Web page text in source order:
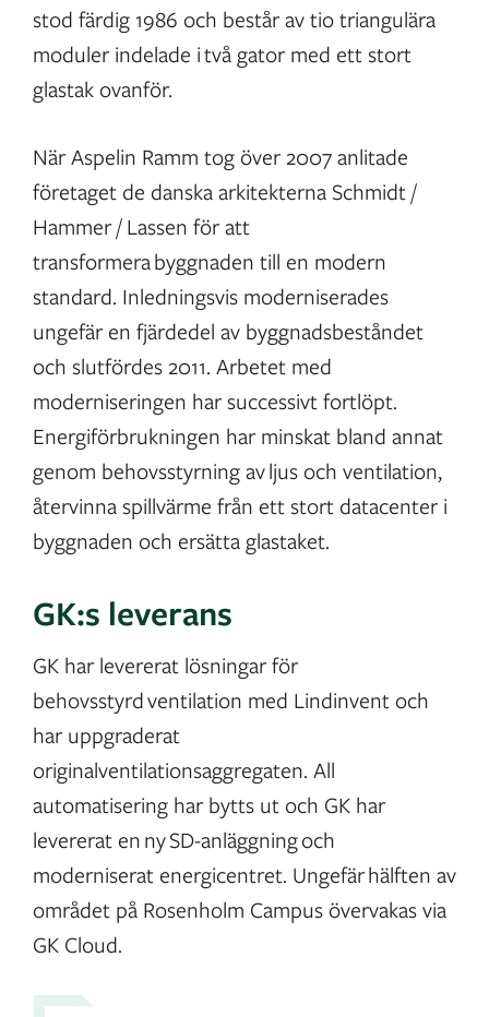
stod färdig 1986 och består av tio triangulära
moduler indelade i två gator med ett stort
glastak ovanför.
När Aspelin Ramm tog över 2007 anlitade
företaget de danska arkitekterna Schmidt /
Hammer / Lassen för att
transformera byggnaden till en modern
standard. Inledningsvis moderniserades
ungefär en fjärdedel av byggnadsbeståndet
och slutfördes 2011. Arbetet med
moderniseringen har successivt fortlöpt.
Energiförbrukningen har minskat bland annat
genom behovsstyrning av ljus och ventilation,
återvinna spillvärme från ett stort datacenter i
byggnaden och ersätta glastaket.
GK:s leverans
GK har levererat lösningar för
behovsstyrd ventilation med Lindinvent och
har uppgraderat
originalventilationsaggregaten. All
automatisering har bytts ut och GK har
levererat en ny SD-anläggning och
moderniserat energicentret. Ungefär hälften av
området på Rosenholm Campus övervakas via
GK Cloud.